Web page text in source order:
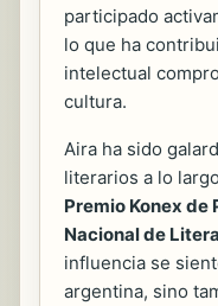
participado
lo que ha
intelectual
cultura.
Aira ha sido
literarios a lo
Premio Konex de
Nacional de
influencia se
argentina, sino